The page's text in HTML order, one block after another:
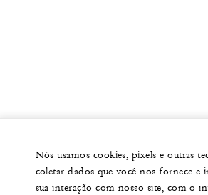
Nós usamos cookies, pixels e outras
coletar dados que você nos fornece e
sua interação com nosso site, com o